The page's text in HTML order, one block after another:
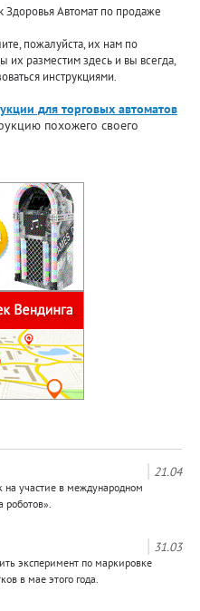
Здоровья Автомат по продаже
пожалуйста, их нам по
их разместим здесь и вы всегда,
инструкциями.
для торговых автоматов
похожего своего
21.04
на участие в международном
роботов».
31.03
эксперимент по маркировке
в мае этого года.